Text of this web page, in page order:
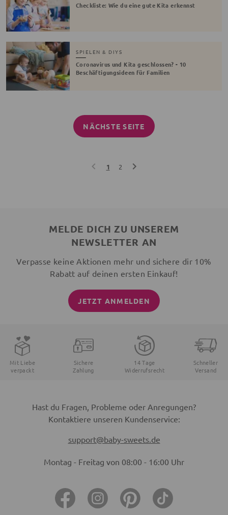
Checkliste: Wie du eine gute Kita erkennst
SPIELEN & DIYS
Coronavirus und Kita geschlossen? - 10
Beschäftigungsideen für Familien
NÄCHSTE SEITE
1 2
MELDE DICH ZU UNSEREM
NEWSLETTER AN
Verpasse keine Aktionen mehr und sichere dir 10%
Rabatt auf deinen ersten Einkauf!
JETZT ANMELDEN
Mit Liebe
verpackt
Sichere
Zahlung
14 Tage
Widerrufsrecht
Schneller
Versand
Hast du Fragen, Probleme oder Anregungen?
Kontaktiere unseren Kundenservice:
support@baby-sweets.de
Montag - Freitag von 08:00 - 16:00 Uhr